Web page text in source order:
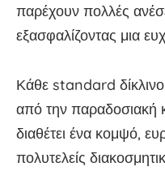
παρέχουν πολλές
εξασφαλίζοντας μια
Κάθε standard
από την παραδοσιακή
διαθέτει ένα κομψό,
πολυτελείς